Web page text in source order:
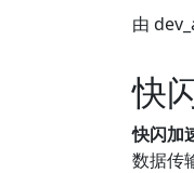
由
快
快闪加
数据传